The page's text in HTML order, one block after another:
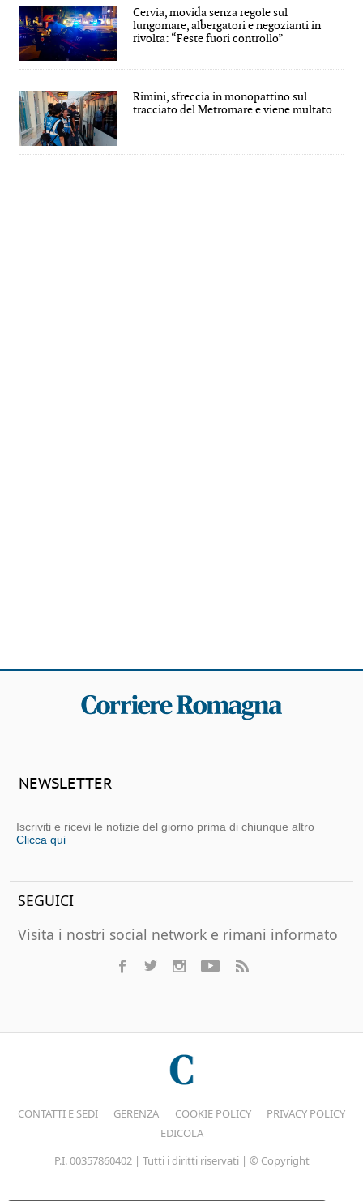
Cervia, movida senza regole sul
lungomare, albergatori e negozianti in
rivolta: “Feste fuori controllo”
Rimini, sfreccia in monopattino sul
tracciato del Metromare e viene multato
NEWSLETTER
Iscriviti e ricevi le notizie del giorno prima di chiunque altro
Clicca qui
SEGUICI
Visita i nostri social network e rimani informato
CONTATTI E SEDI GERENZA COOKIE POLICY
PRIVACY POLICY
EDICOLA
P.I. 00357860402 | Tutti i diritti riservati | © Copyright